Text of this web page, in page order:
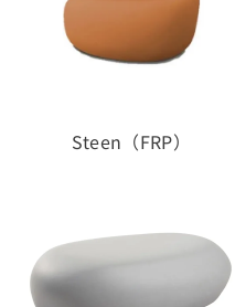
Steen（FRP）